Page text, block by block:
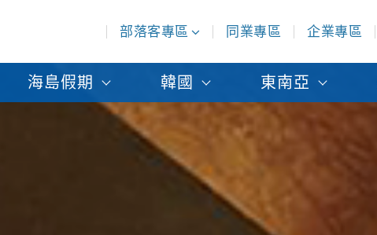
部落客專區 同業專區 企業專區
海島假期 韓國 東南亞